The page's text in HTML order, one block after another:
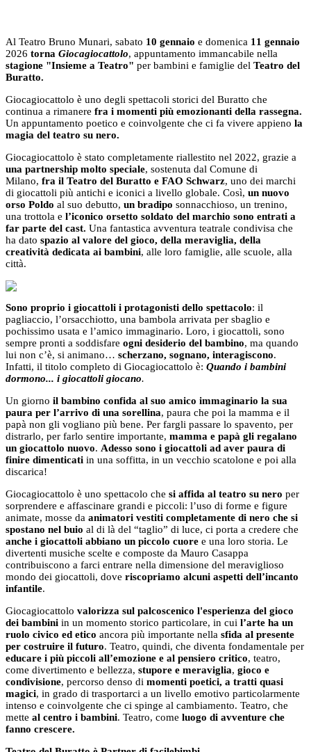
Al Teatro Bruno Munari, sabato 10 gennaio e domenica 11 gennaio
2026 torna Giocagiocattolo
stagione "Insieme a Teatro" per bambini e famiglie del Teatro del
Buratto.
Giocagiocattolo è uno degli spettacoli storici del Buratto che
continua a rimanere
Un appuntamento poetico e coinvolgente che ci fa vivere appieno la
magia del teatro su nero.
una partnership molto speciale, sostenuta dal Comune di
Milano, fra il Teatro del Buratto e FAO Schwarz, uno dei marchi
di giocattoli più antichi e iconici a livello globale. Così, un nuovo
orso Poldo al suo debutto, un bradipo sonnacchioso, un trenino,
una trottola e l’iconico orsetto soldato del marchio sono entrati a
far parte del cast. Una fantastica avventura teatrale condivisa che
ha dato spazio al valore del gioco, della meraviglia, della
creatività dedicata ai bambini, alle loro famiglie, alle scuole, alla
città.
Sono proprio i giocattoli i protagonisti dello spettacolo: il
pagliaccio, l’orsacchiotto, una bambola arrivata per sbaglio e
pochissimo usata e l’amico immaginario. Loro, i giocattoli, sono
sempre pronti a soddisfare ogni desiderio del bambino, ma quando
lui non c’è, si animano… scherzano, sognano, interagiscono.
Infatti, il titolo completo di Giocagiocattolo è: Quando i bambini
dormono... i giocattoli giocano.
Un giorno il bambino confida al suo amico immaginario la sua
paura per l’arrivo di una sorellina, paura che poi la mamma e il
papà non gli vogliano più bene. Per fargli passare lo spavento, per
distrarlo, per farlo sentire importante, mamma e papà gli regalano
un giocattolo nuovo. Adesso sono i giocattoli ad aver paura di
finire dimenticati in una soffitta, in un vecchio scatolone e poi alla
discarica!
Giocagiocattolo è uno spettacolo che si affida al teatro su nero per
sorprendere e affascinare grandi e piccoli: l’uso di forme e figure
animate, mosse da animatori vestiti completamente di nero che si
spostano nel buio
anche i giocattoli abbiano un piccolo cuore e una loro storia. Le
divertenti musiche scelte e composte da Mauro Casappa
contribuiscono a farci entrare nella dimensione del meraviglioso
mondo dei giocattoli, dove riscopriamo alcuni aspetti dell’incanto
infantile.
Giocagiocattolo valorizza sul palcoscenico l'esperienza del gioco
dei bambini in un momento storico particolare, in cui l’arte ha un
ruolo civico ed etico ancora più importante nella sfida al presente
per costruire il futuro
educare i più piccoli all’emozione e al pensiero critico, teatro,
come divertimento e bellezza, stupore e meraviglia, gioco e
condivisione, percorso denso di momenti poetici, a tratti quasi
magici, in grado di trasportarci a un livello emotivo particolarmente
intenso e coinvolgente che ci spinge al cambiamento. Teatro, che
mette al centro i bambini. Teatro, come luogo di avventure che
fanno crescere.